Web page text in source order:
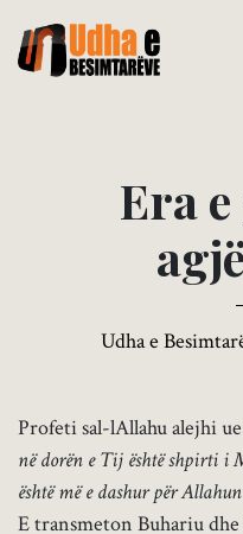
Erae
agjë
Udha e
Profeti sal-lAllahu alejhi
në dorën e Tij është shpirti i
është më e dashur për
E transmeton Buhariu